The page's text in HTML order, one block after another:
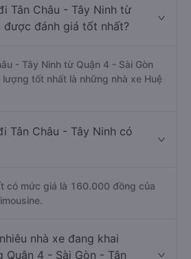
Tân Châu - Tây Ninh từ
được đánh giá tốt nhất?
- Tây Ninh từ Quận 4 - Sài Gòn
tốt nhất là những nhà xe Huệ
Tân Châu - Tây Ninh có
có mức giá là 160.000 đồng của
nhà xe đang khai
4 - Sài Gòn - Tân